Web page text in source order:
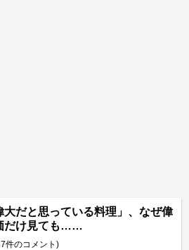
だと思っている料理」、なぜ偉
だけ見ても……
件のコメント)